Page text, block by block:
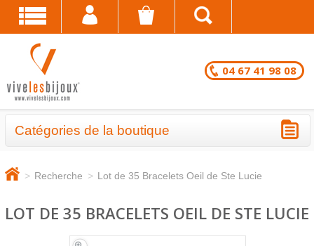
04 67 41 98 08
Catégories de la boutique
DESTOCKAGE
COLLIERS - LOTS EN DESTOCKAGE
> Recherche > Lot de 35 Bracelets Oeil de Ste Lucie
LOT DE 35 BRACELETS OEIL DE STE LUCIE